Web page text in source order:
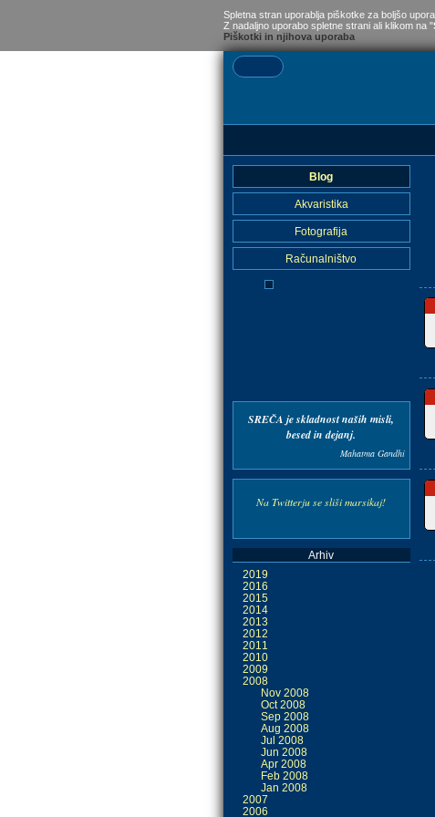
Spletna stran uporablja piškotke za boljšo
Z nadaljno uporabo spletne strani ali klikom na "
Piškotki in njihova uporaba
Blog
Akvaristika
Fotografija
Računalništvo
SREČA je skladnost naših misli,
besed in dejanj.
Mahatma Gandhi
Na Twitterju se sliši marsikaj!
Arhiv
2019
2016
2015
2014
2013
2012
2011
2010
2009
2008
Nov 2008
Oct 2008
Sep 2008
Aug 2008
Jul 2008
Jun 2008
Apr 2008
Feb 2008
Jan 2008
2007
2006